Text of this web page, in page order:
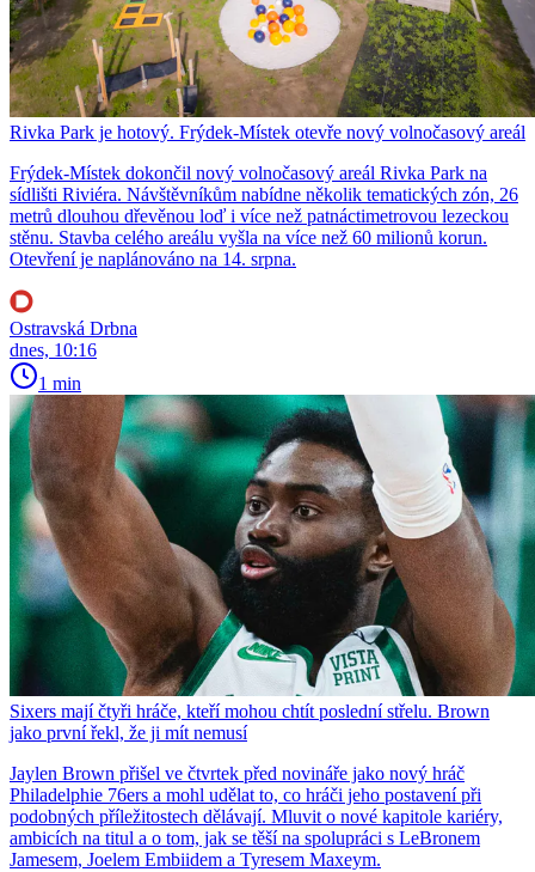
Rivka Park je hotový. Frýdek-Místek otevře nový volnočasový areál
Frýdek-Místek dokončil nový volnočasový areál Rivka Park na
sídlišti Riviéra. Návštěvníkům nabídne několik tematických zón, 26
metrů dlouhou dřevěnou loď i více než patnáctimetrovou lezeckou
stěnu. Stavba celého areálu vyšla na více než 60 milionů korun.
Otevření je naplánováno na 14. srpna.
Ostravská Drbna
dnes, 10:16
1 min
Sixers mají čtyři hráče, kteří mohou chtít poslední střelu. Brown
jako první řekl, že ji mít nemusí
Jaylen Brown přišel ve čtvrtek před novináře jako nový hráč
Philadelphie 76ers a mohl udělat to, co hráči jeho postavení při
podobných příležitostech dělávají. Mluvit o nové kapitole kariéry,
ambicích na titul a o tom, jak se těší na spolupráci s LeBronem
Jamesem, Joelem Embiidem a Tyresem Maxeym.